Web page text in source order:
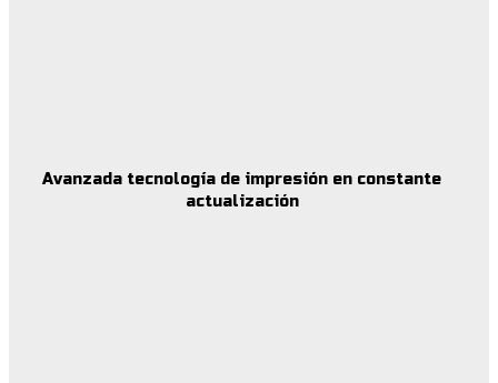
Avanzada tecnología de impresión en constante
actualización